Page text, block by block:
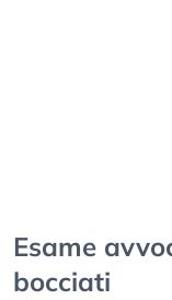
Esame
bocciati